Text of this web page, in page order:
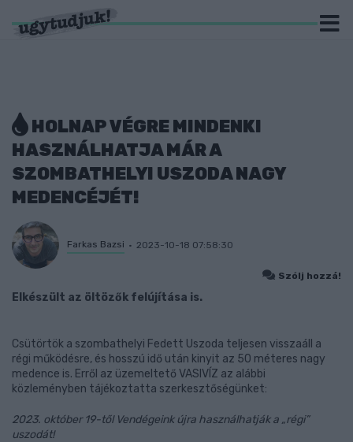
HOLNAP VÉGRE MINDENKI
HASZNÁLHATJA MÁR A
SZOMBATHELYI USZODA NAGY
MEDENCÉJÉT!
Farkas Bazsi 2023-10-18 07:58:30
Szólj hozzá!
Elkészült az öltözők felújítása is.
Csütörtök a szombathelyi Fedett Uszoda teljesen visszaáll a
régi működésre, és hosszú idő után kinyit az 50 méteres nagy
medence is. Erről az üzemeltető VASIVÍZ az alábbi
közleményben tájékoztatta szerkesztőségünket:
2023. október 19-től Vendégeink újra használhatják a „régi”
uszodát!